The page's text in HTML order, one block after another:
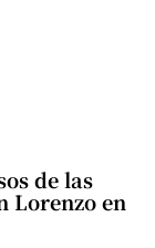
de las
Lorenzo en